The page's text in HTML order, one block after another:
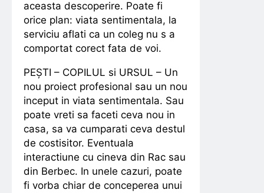
aceasta descoperire. Poate fi
orice plan: viata sentimentala, la
serviciu aflati ca un coleg nu s a
comportat corect fata de voi.
PEȘTI – COPILUL si URSUL – Un
nou proiect profesional sau un nou
inceput in viata sentimentala. Sau
poate vreti sa faceti ceva nou in
casa, sa va cumparati ceva destul
de costisitor. Eventuala
interactiune cu cineva din Rac sau
din Berbec. In unele cazuri, poate
fi vorba chiar de conceperea unui